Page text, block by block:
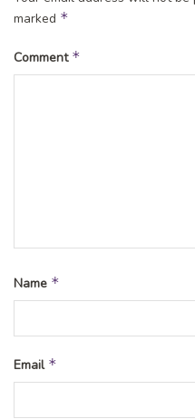
marked *
Comment *
Name *
Email *